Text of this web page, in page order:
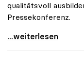
qualitätsvoll
Pressekonferenz.
Universitäten
...weiterlesen